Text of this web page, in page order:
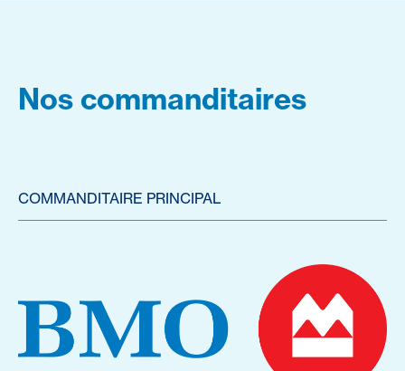
Nos commanditaires
COMMANDITAIRE PRINCIPAL